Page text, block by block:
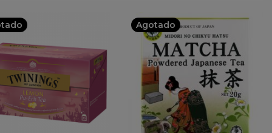
Agotado